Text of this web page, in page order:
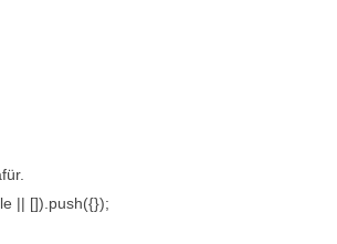
|| []).push({});